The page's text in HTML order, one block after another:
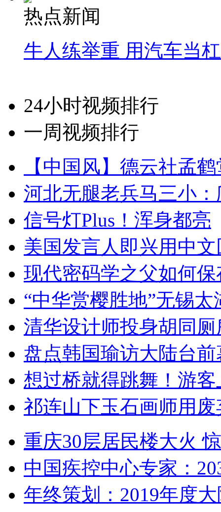
热点新闻
牛人练举重 用汽车当
24小时视频排行
一周视频排行
【中国风】德云社孟
河北无腿老兵马三小
信号灯Plus！浑身都亮
美国发言人即兴用中
现代密码学之父如何
“中华赏樱胜地”无锡
清华设计师投身胡同
盘点韩国瑜访大陆台
想过桥就得跳舞！游客
祁连山下玉石画师用
重庆30层居民楼大火
中国疾控中心专家：
年终策划：2019年度